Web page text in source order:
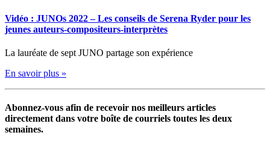
Vidéo : JUNOs 2022 – Les conseils de Serena Ryder pour les
jeunes auteurs-compositeurs-interprètes
La lauréate de sept JUNO partage son expérience
En savoir plus »
Abonnez-vous afin de recevoir nos meilleurs articles
directement dans votre boîte de courriels toutes les deux
semaines.